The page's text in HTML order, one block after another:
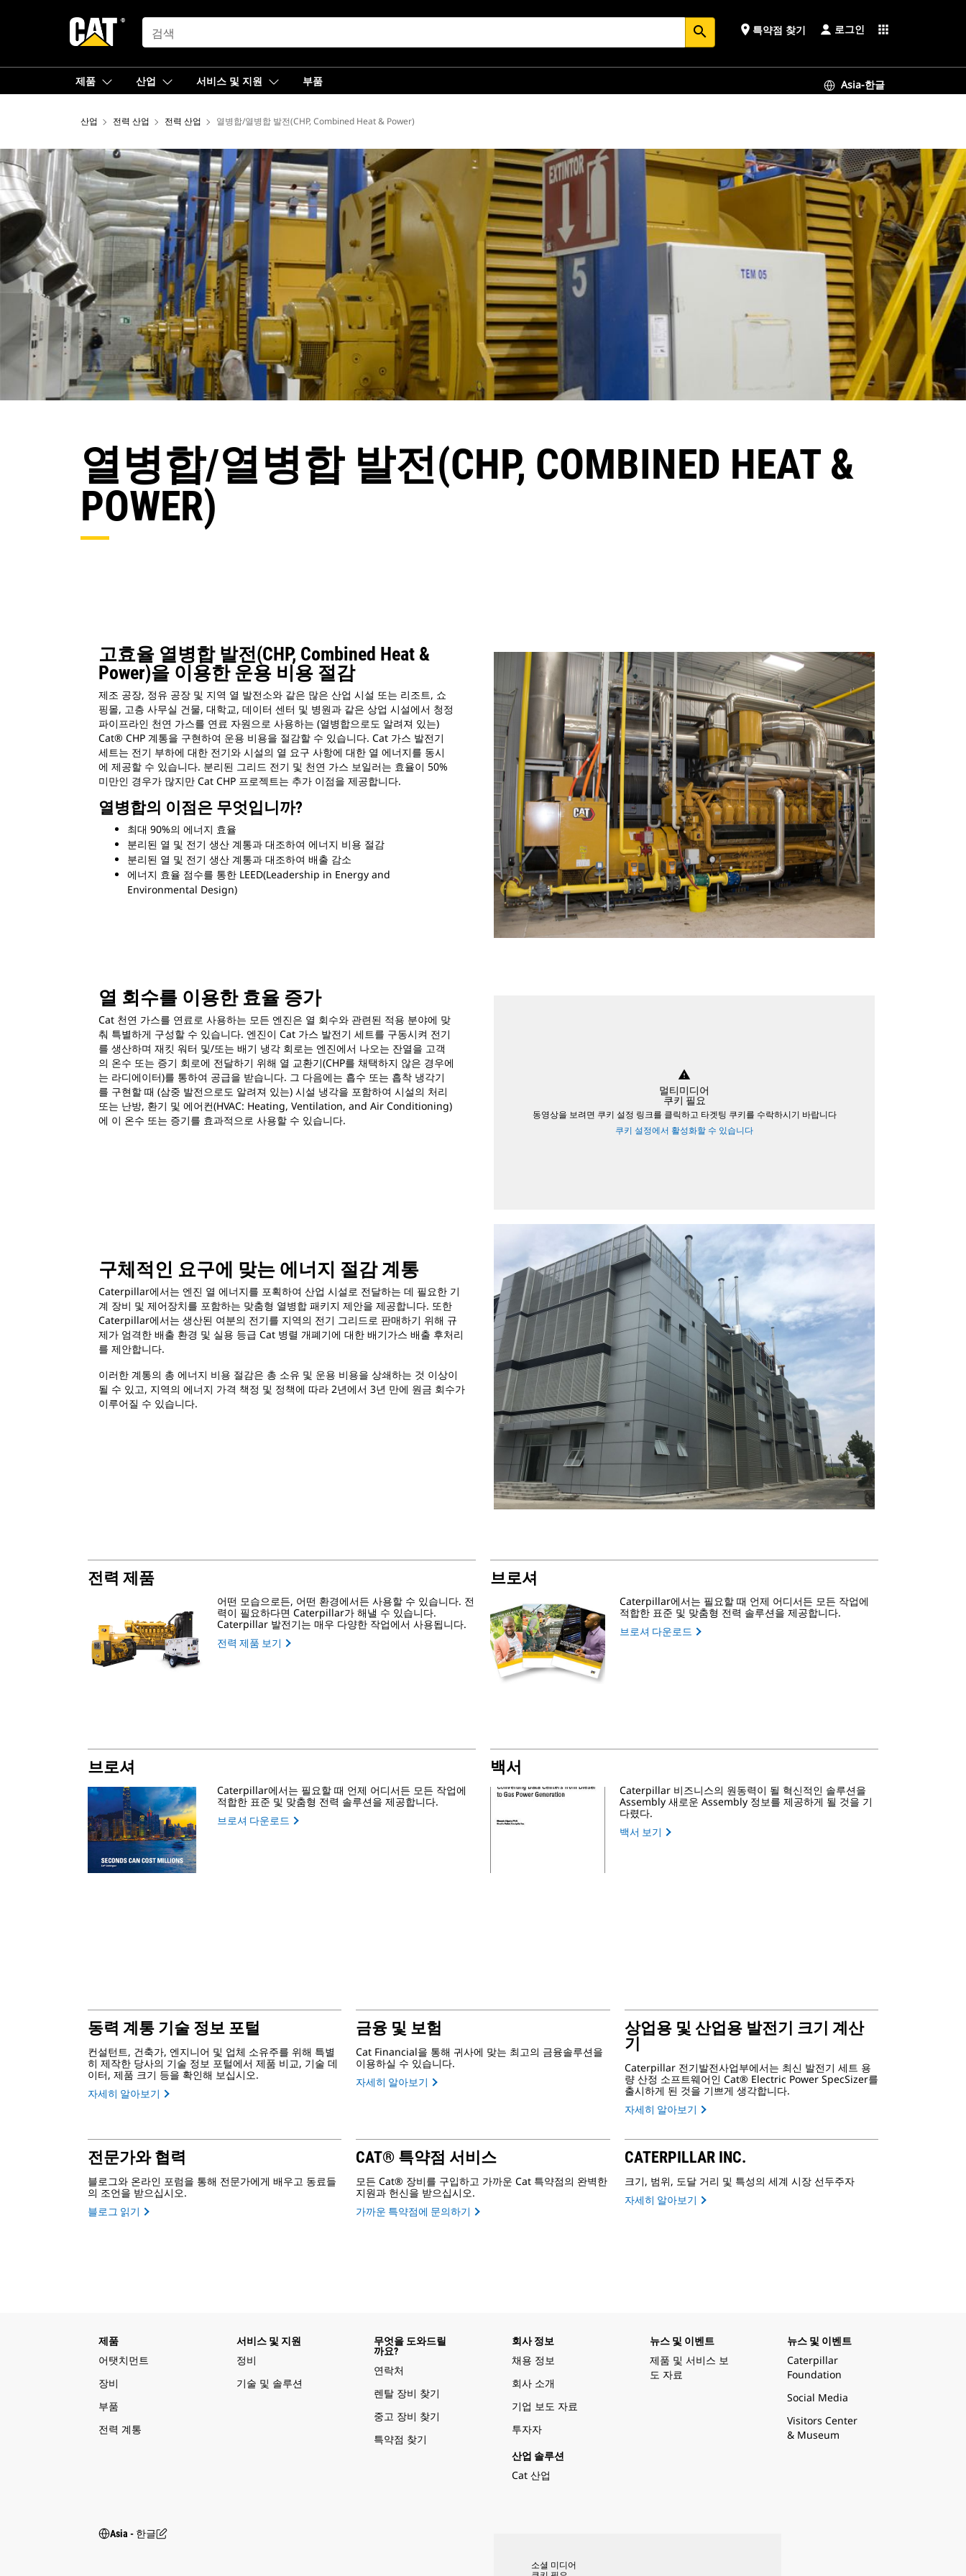
SEARCH search place 특약점 찾기 로그인 apps
제품 산업 서비스 및 지원 부품 Asia-한글
산업 전력 산업 전력 산업 열병합/열병합 발전(CHP, Combined Heat & Power)
열병합/열병합 발전(CHP, COMBINED HEAT &
POWER)
고효율 열병합 발전(CHP, Combined Heat &
Power)을 이용한 운용 비용 절감
제조 공장, 정유 공장 및 지역 열 발전소와 같은 많은 산업 시설 또는 리조트, 쇼
핑몰, 고층 사무실 건물, 대학교, 데이터 센터 및 병원과 같은 상업 시설에서 청정
파이프라인 천연 가스를 연료 자원으로 사용하는 (열병합으로도 알려져 있는)
Cat® CHP 계통을 구현하여 운용 비용을 절감할 수 있습니다. Cat 가스 발전기
세트는 전기 부하에 대한 전기와 시설의 열 요구 사항에 대한 열 에너지를 동시
에 제공할 수 있습니다. 분리된 그리드 전기 및 천연 가스 보일러는 효율이 50%
미만인 경우가 많지만 Cat CHP 프로젝트는 추가 이점을 제공합니다.
열병합의 이점은 무엇입니까?
최대 90%의 에너지 효율
분리된 열 및 전기 생산 계통과 대조하여 에너지 비용 절감
분리된 열 및 전기 생산 계통과 대조하여 배출 감소
에너지 효율 점수를 통한 LEED(Leadership in Energy and
Environmental Design)
열 회수를 이용한 효율 증가
Cat 천연 가스를 연료로 사용하는 모든 엔진은 열 회수와 관련된 적용 분야에 맞
춰 특별하게 구성할 수 있습니다. 엔진이 Cat 가스 발전기 세트를 구동시켜 전기
를 생산하며 재킷 워터 및/또는 배기 냉각 회로는 엔진에서 나오는 잔열을 고객
의 온수 또는 증기 회로에 전달하기 위해 열 교환기(CHP를 채택하지 않은 경우에
는 라디에이터)를 통하여 공급을 받습니다. 그 다음에는 흡수 또는 흡착 냉각기
를 구현할 때 (삼중 발전으로도 알려져 있는) 시설 냉각을 포함하여 시설의 처리
또는 난방, 환기 및 에어컨(HVAC: Heating, Ventilation, and Air Conditioning)
에 이 온수 또는 증기를 효과적으로 사용할 수 있습니다.
warning
멀티미디어
쿠키 필요
동영상을 보려면 쿠키 설정 링크를 클릭하고 타겟팅 쿠키를 수락하시기 바랍니다
쿠키 설정에서 활성화할 수 있습니다
구체적인 요구에 맞는 에너지 절감 계통
Caterpillar에서는 엔진 열 에너지를 포획하여 산업 시설로 전달하는 데 필요한 기
계 장비 및 제어장치를 포함하는 맞춤형 열병합 패키지 제안을 제공합니다. 또한
Caterpillar에서는 생산된 여분의 전기를 지역의 전기 그리드로 판매하기 위해 규
제가 엄격한 배출 환경 및 실용 등급 Cat 병렬 개폐기에 대한 배기가스 배출 후처리
를 제안합니다.
이러한 계통의 총 에너지 비용 절감은 총 소유 및 운용 비용을 상쇄하는 것 이상이
될 수 있고, 지역의 에너지 가격 책정 및 정책에 따라 2년에서 3년 만에 원금 회수가
이루어질 수 있습니다.
전력 제품
어떤 모습으로든, 어떤 환경에서든 사용할 수 있습니다. 전
력이 필요하다면 Caterpillar가 해낼 수 있습니다.
Caterpillar 발전기는 매우 다양한 작업에서 사용됩니다.
전력 제품 보기
브로셔
Caterpillar에서는 필요할 때 언제 어디서든 모든 작업에
적합한 표준 및 맞춤형 전력 솔루션을 제공합니다.
브로셔 다운로드
브로셔
Caterpillar에서는 필요할 때 언제 어디서든 모든 작업에
적합한 표준 및 맞춤형 전력 솔루션을 제공합니다.
브로셔 다운로드
백서
Caterpillar 비즈니스의 원동력이 될 혁신적인 솔루션을
Assembly 새로운 Assembly 정보를 제공하게 될 것을 기
다렸다.
백서 보기
동력 계통 기술 정보 포털
컨설턴트, 건축가, 엔지니어 및 업체 소유주를 위해 특별
히 제작한 당사의 기술 정보 포털에서 제품 비교, 기술 데
이터, 제품 크기 등을 확인해 보십시오.
자세히 알아보기
금융 및 보험
Cat Financial을 통해 귀사에 맞는 최고의 금융솔루션을
이용하실 수 있습니다.
자세히 알아보기
상업용 및 산업용 발전기 크기 계산
기
Caterpillar 전기발전사업부에서는 최신 발전기 세트 용
량 산정 소프트웨어인 Cat® Electric Power SpecSizer를
출시하게 된 것을 기쁘게 생각합니다.
자세히 알아보기
전문가와 협력
블로그와 온라인 포럼을 통해 전문가에게 배우고 동료들
의 조언을 받으십시오.
블로그 읽기
CAT® 특약점 서비스
모든 Cat® 장비를 구입하고 가까운 Cat 특약점의 완벽한
지원과 헌신을 받으십시오.
가까운 특약점에 문의하기
CATERPILLAR INC.
크기, 범위, 도달 거리 및 특성의 세계 시장 선두주자
자세히 알아보기
제품
어탯치먼트
장비
부품
전력 계통
서비스 및 지원
정비
기술 및 솔루션
무엇을 도와드릴
까요?
연락처
렌탈 장비 찾기
중고 장비 찾기
특약점 찾기
회사 정보
채용 정보
회사 소개
기업 보도 자료
투자자
산업 솔루션
Cat 산업
뉴스 및 이벤트
제품 및 서비스 보
도 자료
뉴스 및 이벤트
Caterpillar
Foundation
Social Media
Visitors Center
& Museum
Asia - 한글
소셜 미디어